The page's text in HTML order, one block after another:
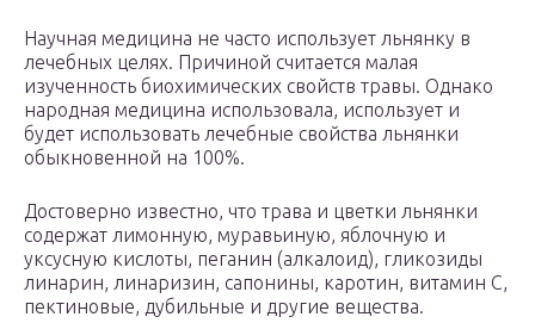
Научная медицина не часто использует льнянку в
лечебных целях. Причиной считается малая
изученность биохимических свойств травы. Однако
народная медицина использовала, использует и
будет использовать лечебные свойства льнянки
обыкновенной на 100%.
Достоверно известно, что трава и цветки льнянки
содержат лимонную, муравьиную, яблочную и
уксусную кислоты, пеганин (алкалоид), гликозиды
линарин, линаризин, сапонины, каротин, витамин С,
пектиновые, дубильные и другие вещества.